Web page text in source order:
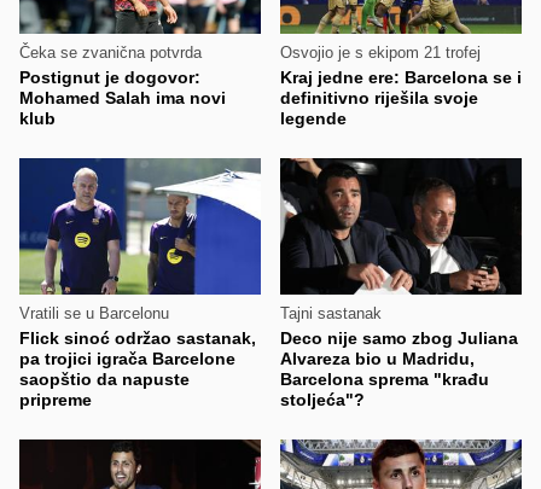
Čeka se zvanična potvrda
Postignut je dogovor:
Mohamed Salah ima novi
klub
Osvojio je s ekipom 21 trofej
Kraj jedne ere: Barcelona se i
definitivno riješila svoje
legende
Vratili se u Barcelonu
Flick sinoć održao sastanak,
pa trojici igrača Barcelone
saopštio da napuste
pripreme
Tajni sastanak
Deco nije samo zbog Juliana
Alvareza bio u Madridu,
Barcelona sprema "krađu
stoljeća"?